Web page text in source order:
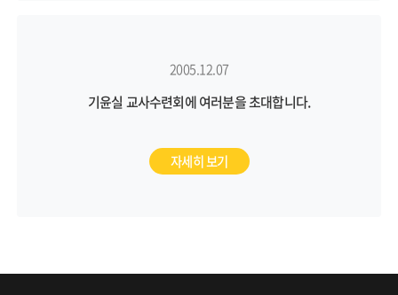
2005.12.07
기윤실 교사수련회에 여러분을 초대합니다.
자세히 보기